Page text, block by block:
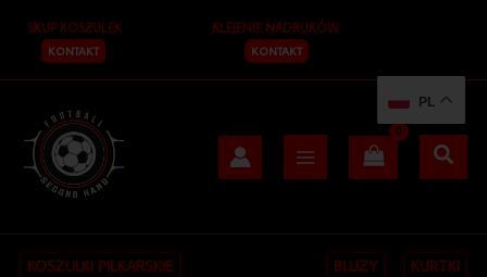
treści
SKUP KOSZULEK
KONTAKT
KLEJENIE NADRUKÓW
KONTAKT
KOSZULKI PIŁKARSKIE BLUZY KURTKI
PL